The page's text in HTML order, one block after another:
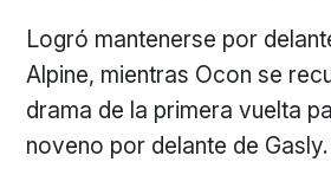
Logró mantenerse por
Alpine, mientras Ocon se
drama de la primera vuelta
noveno por delante de Gasly.